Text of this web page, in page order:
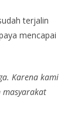
terjalin
mencapai
Karena kami
masyarakat